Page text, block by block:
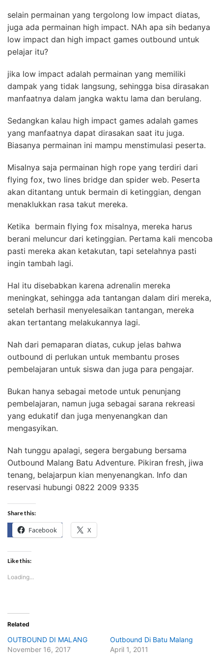
selain permainan yang tergolong low impact diatas,
juga ada permainan high impact. NAh apa sih bedanya
low impact dan high impact games outbound untuk
pelajar itu?
jika low impact adalah permainan yang memiliki
dampak yang tidak langsung, sehingga bisa dirasakan
manfaatnya dalam jangka waktu lama dan berulang.
Sedangkan kalau high impact games adalah games
yang manfaatnya dapat dirasakan saat itu juga.
Biasanya permainan ini mampu menstimulasi peserta.
Misalnya saja permainan high rope yang terdiri dari
flying fox, two lines bridge dan spider web. Peserta
akan ditantang untuk bermain di ketinggian, dengan
menaklukkan rasa takut mereka.
Ketika bermain flying fox misalnya, mereka harus
berani meluncur dari ketinggian. Pertama kali mencoba
pasti mereka akan ketakutan, tapi setelahnya pasti
ingin tambah lagi.
Hal itu disebabkan karena adrenalin mereka
meningkat, sehingga ada tantangan dalam diri mereka,
setelah berhasil menyelesaikan tantangan, mereka
akan tertantang melakukannya lagi.
Nah dari pemaparan diatas, cukup jelas bahwa
outbound di perlukan untuk membantu proses
pembelajaran untuk siswa dan juga para pengajar.
Bukan hanya sebagai metode untuk penunjang
pembelajaran, namun juga sebagai sarana rekreasi
yang edukatif dan juga menyenangkan dan
mengasyikan.
Nah tunggu apalagi, segera bergabung bersama
Outbound Malang Batu Adventure. Pikiran fresh, jiwa
tenang, belajarpun kian menyenangkan. Info dan
reservasi hubungi 0822 2009 9335
Share this:
Facebook X
Like this:
Loading...
Related
OUTBOUND DI MALANG
November 16, 2017
Outbound Di Batu Malang
April 1, 2011